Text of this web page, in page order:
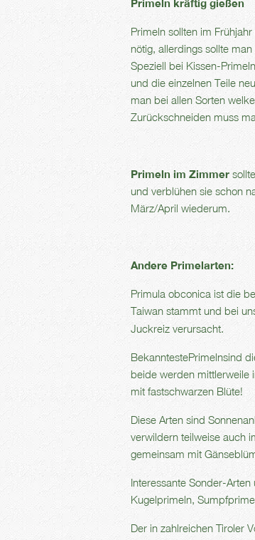
Primeln kräftig gießen
Primeln sollten im
nötig, allerdings sollte
Speziell bei Kissen-
und die einzelnen Teile
man bei allen Sorten
Zurückschneiden muss
Primeln im Zimmer
und verblühen sie schon
März/April wiederum.
Andere Primelarten:
Primula obconica ist die
Taiwan stammt und bei
Juckreiz verursacht.
BekanntestePrimelnsind
beide werden mittlerweile
mit fastschwarzen Blüte!
Diese Arten sind
verwildern teilweise auch
gemeinsam mit
Interessante Sonder-
Kugelprimeln,
Der in zahlreichen Tiroler